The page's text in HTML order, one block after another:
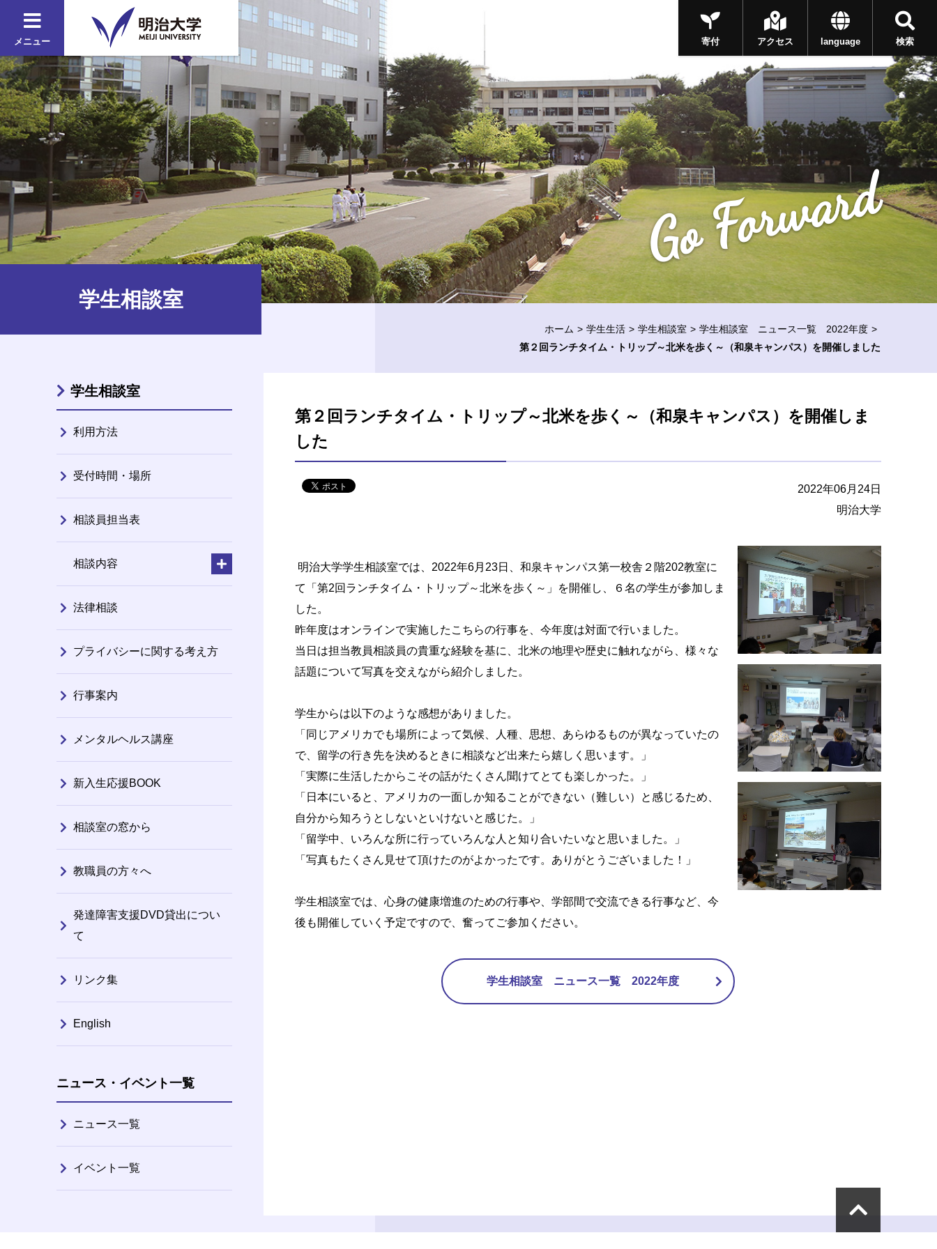
メニュー 検索
language
アクセス
寄付
Go Forward
学生相談室
ホーム 学生生活 学生相談室
学生相談室 ニュース一覧 2022年度
第２回ランチタイム・トリップ～北米を歩く～（和泉キャンパス）を開催しました
第２回ランチタイム・トリップ～北米を歩く～（和泉キャンパス）を開催しま
した
2022年06月24日
明治大学
明治大学学生相談室では、2022年6月23日、和泉キャンパス第一校舎２階202教室に
て「第2回ランチタイム・トリップ～北米を歩く～」を開催し、６名の学生が参加しま
した。
昨年度はオンラインで実施したこちらの行事を、今年度は対面で行いました。
当日は担当教員相談員の貴重な経験を基に、北米の地理や歴史に触れながら、様々な
話題について写真を交えながら紹介しました。
学生からは以下のような感想がありました。
「同じアメリカでも場所によって気候、人種、思想、あらゆるものが異なっていたの
で、留学の行き先を決めるときに相談など出来たら嬉しく思います。」
「実際に生活したからこその話がたくさん聞けてとても楽しかった。」
「日本にいると、アメリカの一面しか知ることができない（難しい）と感じるため、
自分から知ろうとしないといけないと感じた。」
「留学中、いろんな所に行っていろんな人と知り合いたいなと思いました。」
「写真もたくさん見せて頂けたのがよかったです。ありがとうございました！」
学生相談室では、心身の健康増進のための行事や、学部間で交流できる行事など、今
後も開催していく予定ですので、奮ってご参加ください。
学生相談室 ニュース一覧 2022年度
学生相談室
利用方法
受付時間・場所
相談員担当表
相談内容
法律相談
プライバシーに関する考え方
行事案内
メンタルヘルス講座
新入生応援BOOK
相談室の窓から
教職員の方々へ
発達障害支援DVD貸出につい
て
リンク集
English
ニュース・イベント一覧
ニュース一覧
イベント一覧